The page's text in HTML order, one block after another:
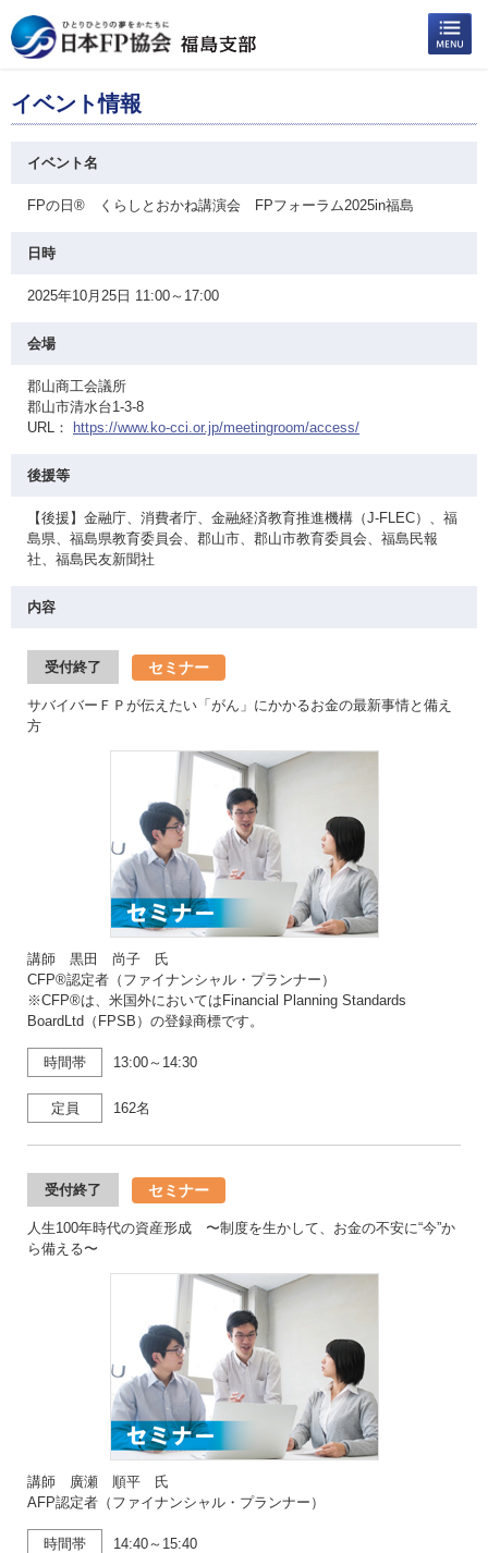
イベント情報
イベント名
FPの日® くらしとおかね講演会 FPフォーラム2025in福島
日時
2025年10月25日 11:00～17:00
会場
郡山商工会議所
郡山市清水台1-3-8
URL：
https://www.ko-cci.or.jp/meetingroom/access/
後援等
【後援】金融庁、消費者庁、金融経済教育推進機構（J-FLEC）、福
島県、福島県教育委員会、郡山市、郡山市教育委員会、福島民報
社、福島民友新聞社
内容
受付終了 セミナー
サバイバーＦＰが伝えたい「がん」にかかるお金の最新事情と備え
方
講師 黒田 尚子 氏
CFP®認定者（ファイナンシャル・プランナー）
※CFP®は、米国外においてはFinancial Planning Standards
BoardLtd（FPSB）の登録商標です。
時間帯 13:00～14:30
定員 162名
受付終了 セミナー
人生100年時代の資産形成 〜制度を生かして、お金の不安に“今”か
ら備える〜
講師 廣瀬 順平 氏
AFP認定者（ファイナンシャル・プランナー）
時間帯 14:40～15:40